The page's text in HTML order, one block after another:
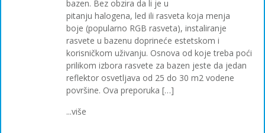
bazen. Bez obzira da li je u
pitanju halogena, led ili rasveta koja menja
boje (popularno RGB rasveta), instaliranje
rasvete u bazenu doprineće estetskom i
korisničkom uživanju. Osnova od koje treba poći
prilikom izbora rasvete za bazen jeste da jedan
reflektor osvetljava od 25 do 30 m2 vodene
površine. Ova preporuka […]
...više